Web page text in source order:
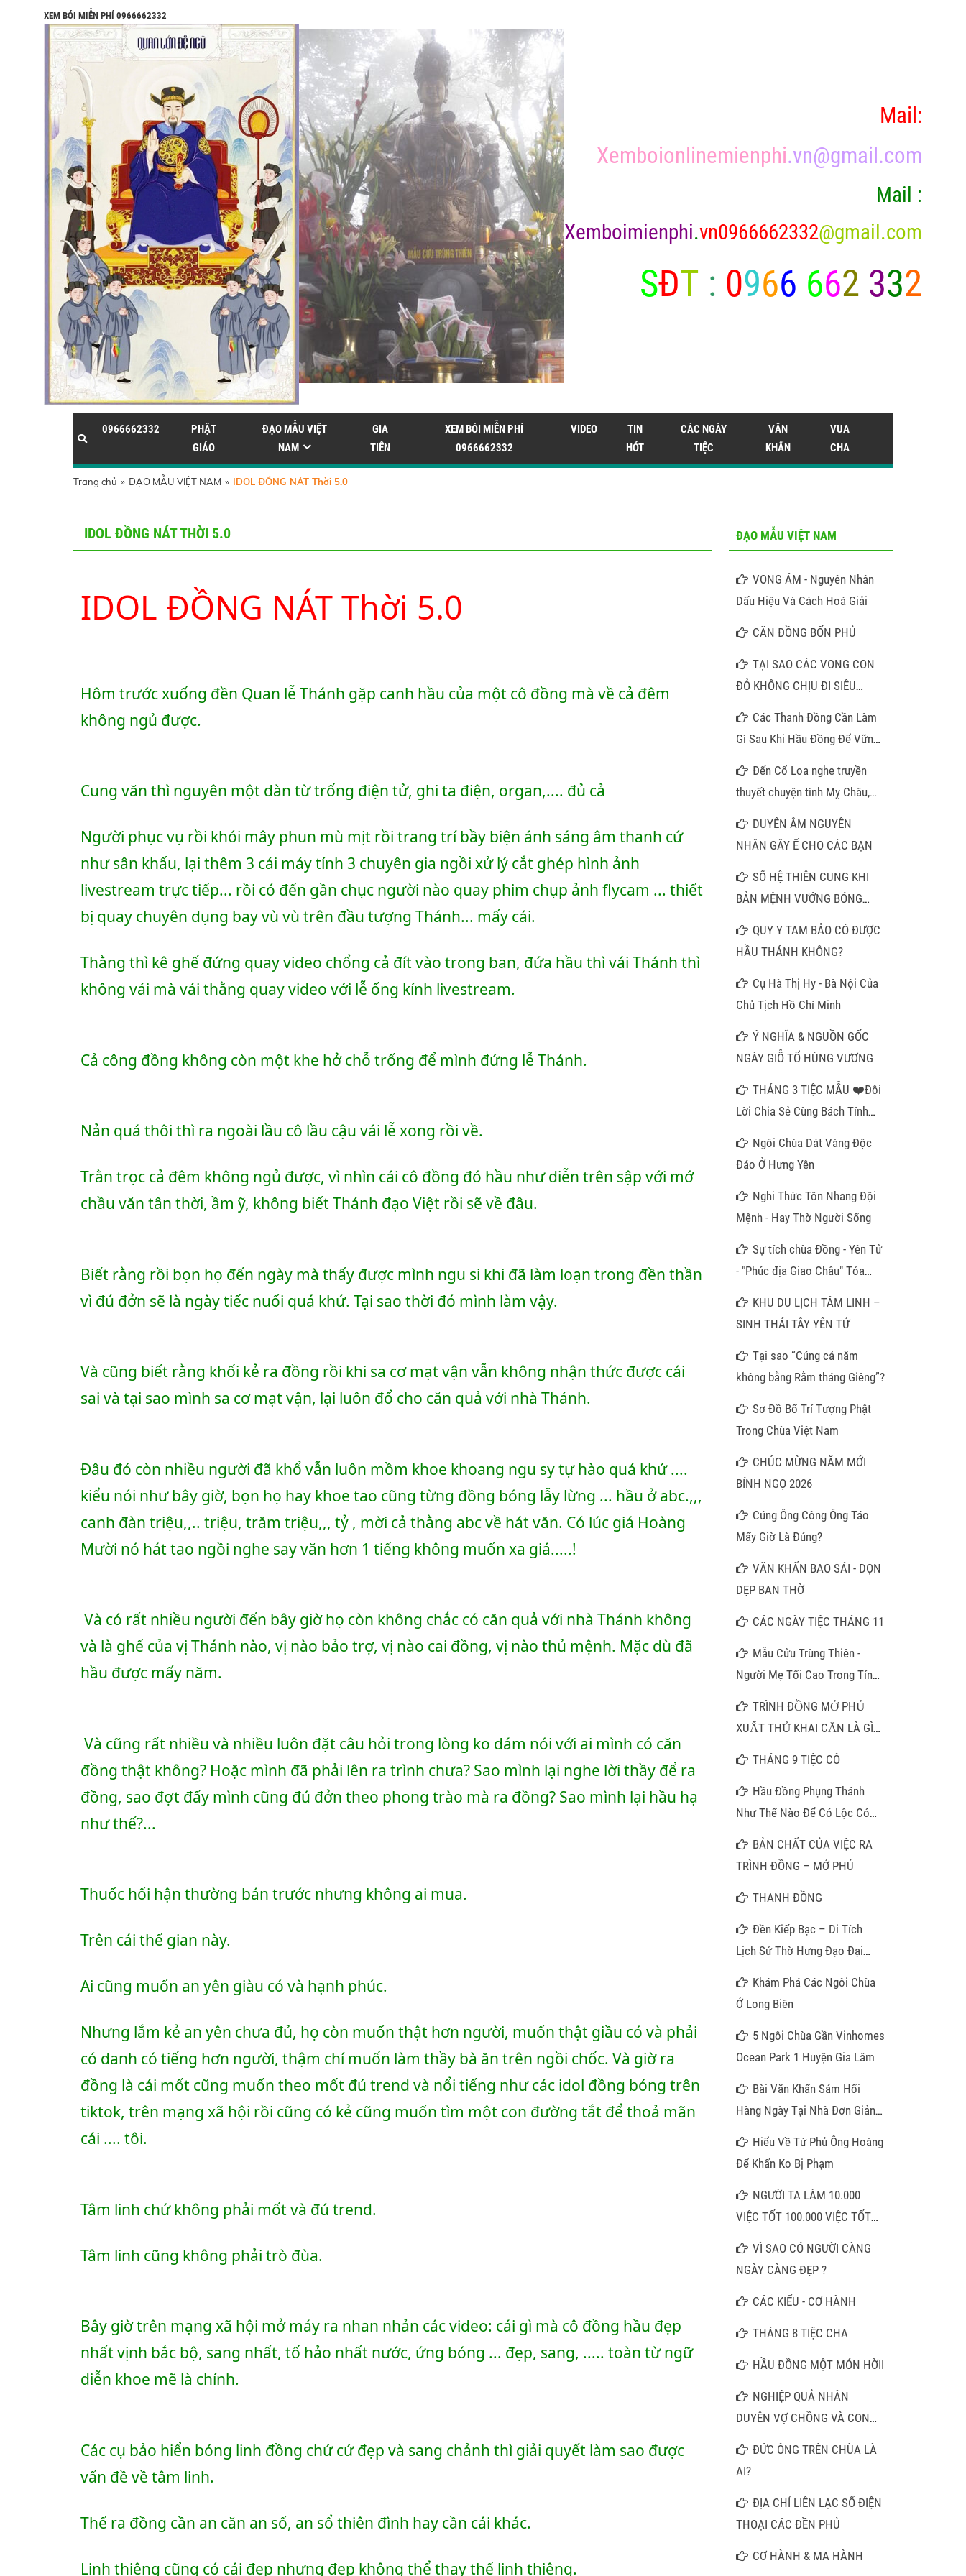
XEM BÓI MIỄN PHÍ 0966662332
Mail:
Xemboionlinemienphi.vn@gmail.com
Mail :
Xemboimienphi.vn0966662332@gmail.com
SĐT : 0966 662 332
0966662332
PHẬT
GIÁO
ĐẠO MẪU VIỆT
NAM
GIA
TIÊN
XEM BÓI MIỄN PHÍ
0966662332
VIDEO
TIN
HÓT
CÁC NGÀY
TIỆC
VĂN
KHẤN
VUA
CHA
Trang chủ » ĐẠO MẪU VIỆT NAM » IDOL ĐỒNG NÁT Thời 5.0
IDOL ĐỒNG NÁT THỜI 5.0
IDOL ĐỒNG NÁT Thời 5.0
Hôm trước xuống đền Quan lễ Thánh gặp canh hầu của một cô đồng mà về cả đêm
không ngủ được.
Cung văn thì nguyên một dàn từ trống điện tử, ghi ta điện, organ,.... đủ cả
Người phục vụ rồi khói mây phun mù mịt rồi trang trí bầy biện ánh sáng âm thanh cứ
như sân khấu, lại thêm 3 cái máy tính 3 chuyên gia ngồi xử lý cắt ghép hình ảnh
livestream trực tiếp... rồi có đến gần chục người nào quay phim chụp ảnh flycam ... thiết
bị quay chuyên dụng bay vù vù trên đầu tượng Thánh... mấy cái.
Thằng thì kê ghế đứng quay video chổng cả đít vào trong ban, đứa hầu thì vái Thánh thì
không vái mà vái thằng quay video với lễ ống kính livestream.
Cả công đồng không còn một khe hở chỗ trống để mình đứng lễ Thánh.
Nản quá thôi thì ra ngoài lầu cô lầu cậu vái lễ xong rồi về.
Trằn trọc cả đêm không ngủ được, vì nhìn cái cô đồng đó hầu như diễn trên sập với mớ
chầu văn tân thời, ầm ỹ, không biết Thánh đạo Việt rồi sẽ về đâu.
Biết rằng rồi bọn họ đến ngày mà thấy được mình ngu si khi đã làm loạn trong đền thần
vì đú đởn sẽ là ngày tiếc nuối quá khứ. Tại sao thời đó mình làm vậy.
Và cũng biết rằng khối kẻ ra đồng rồi khi sa cơ mạt vận vẫn không nhận thức được cái
sai và tại sao mình sa cơ mạt vận, lại luôn đổ cho căn quả với nhà Thánh.
Đâu đó còn nhiều người đã khổ vẫn luôn mồm khoe khoang ngu sy tự hào quá khứ ....
kiểu nói như bây giờ, bọn họ hay khoe tao cũng từng đồng bóng lẫy lừng ... hầu ở abc.,,,
canh đàn triệu,,.. triệu, trăm triệu,,, tỷ , mời cả thằng abc về hát văn. Có lúc giá Hoàng
Mười nó hát tao ngồi nghe say văn hơn 1 tiếng không muốn xa giá.....!
và là ghế của vị Thánh nào, vị nào bảo trợ, vị nào cai đồng, vị nào thủ mệnh. Mặc dù đã
hầu được mấy năm.
đồng thật không? Hoặc mình đã phải lên ra trình chưa? Sao mình lại nghe lời thầy để ra
đồng, sao đợt đấy mình cũng đú đởn theo phong trào mà ra đồng? Sao mình lại hầu hạ
như thế?...
Thuốc hối hận thường bán trước nhưng không ai mua.
Trên cái thế gian này.
Ai cũng muốn an yên giàu có và hạnh phúc.
Nhưng lắm kẻ an yên chưa đủ, họ còn muốn thật hơn người, muốn thật giầu có và phải
có danh có tiếng hơn người, thậm chí muốn làm thầy bà ăn trên ngồi chốc. Và giờ ra
đồng là cái mốt cũng muốn theo mốt đú trend và nổi tiếng như các idol đồng bóng trên
tiktok, trên mạng xã hội rồi cũng có kẻ cũng muốn tìm một con đường tắt để thoả mãn
cái .... tôi.
Tâm linh chứ không phải mốt và đú trend.
Tâm linh cũng không phải trò đùa.
Bây giờ trên mạng xã hội mở máy ra nhan nhản các video: cái gì mà cô đồng hầu đẹp
nhất vịnh bắc bộ, sang nhất, tố hảo nhất nước, ứng bóng ... đẹp, sang, ..... toàn từ ngữ
diễn khoe mẽ là chính.
Các cụ bảo hiển bóng linh đồng chứ cứ đẹp và sang chảnh thì giải quyết làm sao được
vấn đề về tâm linh.
Thế ra đồng cần an căn an số, an sổ thiên đình hay cần cái khác.
Linh thiêng cũng có cái đẹp nhưng đẹp không thể thay thế linh thiêng.
ĐẠO MẪU VIỆT NAM
VONG ÁM - Nguyên Nhân
Dấu Hiệu Và Cách Hoá Giải
CĂN ĐỒNG BỐN PHỦ
TẠI SAO CÁC VONG CON
ĐỎ KHÔNG CHỊU ĐI SIÊU
Các Thanh Đồng Cần Làm
Gì Sau Khi Hầu Đồng Để Vững
Đến Cổ Loa nghe truyền
thuyết chuyện tình Mỵ Châu,
thăm pho tượng đá trong am
DUYÊN ÂM NGUYÊN
NHÂN GÂY Ế CHO CÁC BẠN
SỐ HỆ THIÊN CUNG KHI
BẢN MỆNH VƯỚNG BÓNG
CÀN KHÔN VÀ LỜI GIẢI MÃ
CHO NHỮNG TRUÂN CHUYÊN
QUY Y TAM BẢO CÓ ĐƯỢC
HẦU THÁNH KHÔNG?
Cụ Hà Thị Hy - Bà Nội Của
Chủ Tịch Hồ Chí Minh
Ý NGHĨA & NGUỒN GỐC
NGÀY GIỖ TỔ HÙNG VƯƠNG
THÁNG 3 TIỆC MẪU ❤️Đôi
Lời Chia Sẻ Cùng Bách Tính
Ngôi Chùa Dát Vàng Độc
Đáo Ở Hưng Yên
Nghi Thức Tôn Nhang Đội
Mệnh - Hay Thờ Người Sống
Sự tích chùa Đồng - Yên Tử
- "Phúc địa Giao Châu" Tỏa
KHU DU LỊCH TÂM LINH –
SINH THÁI TÂY YÊN TỬ
Tại sao “Cúng cả năm
không bằng Rằm tháng Giêng”?
Sơ Đồ Bố Trí Tượng Phật
Trong Chùa Việt Nam
CHÚC MỪNG NĂM MỚI
BÍNH NGỌ 2026
Cúng Ông Công Ông Táo
Mấy Giờ Là Đúng?
VĂN KHẤN BAO SÁI - DỌN
DẸP BAN THỜ
CÁC NGÀY TIỆC THÁNG 11
Mẫu Cửu Trùng Thiên -
Người Mẹ Tối Cao Trong Tín
Ngưỡng Thờ Mẫu
TRÌNH ĐỒNG MỞ PHỦ
XUẤT THỦ KHAI CĂN LÀ GÌ
THÁNG 9 TIỆC CÔ
Hầu Đồng Phụng Thánh
Như Thế Nào Để Có Lộc Có
Phúc?
BẢN CHẤT CỦA VIỆC RA
TRÌNH ĐỒNG – MỞ PHỦ
THANH ĐỒNG
Đền Kiếp Bạc – Di Tích
Lịch Sử Thờ Hưng Đạo Đại
Khám Phá Các Ngôi Chùa
Ở Long Biên
5 Ngôi Chùa Gần Vinhomes
Ocean Park 1 Huyện Gia Lâm
Bài Văn Khấn Sám Hối
Hàng Ngày Tại Nhà Đơn Giản
Hiểu Về Tứ Phủ Ông Hoàng
Để Khấn Ko Bị Phạm
NGƯỜI TA LÀM 10.000
VIỆC TỐT 100.000 VIỆC TỐT
KHÔNG BẰNG QUÝ VỊ NIỆM
MỘT CÂU NAM MÔ A DI ĐÀ
VÌ SAO CÓ NGƯỜI CÀNG
NGÀY CÀNG ĐẸP ?
CÁC KIỂU - CƠ HÀNH
THÁNG 8 TIỆC CHA
HẦU ĐỒNG MỘT MÓN HỜII
NGHIỆP QUẢ NHÂN
DUYÊN VỢ CHỒNG VÀ CON
ĐỨC ÔNG TRÊN CHÙA LÀ
AI?
ĐỊA CHỈ LIÊN LẠC SỐ ĐIỆN
THOẠI CÁC ĐỀN PHỦ
CƠ HÀNH & MA HÀNH